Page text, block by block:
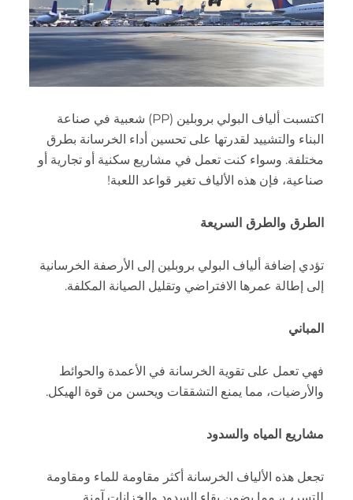
اكتسبت ألياف البولي بروبلين (PP) شعبية في صناعة
البناء والتشييد لقدرتها على تحسين أداء الخرسانة بطرق
مختلفة. وسواء كنت تعمل في مشاريع سكنية أو تجارية أو
صناعية، فإن هذه الألياف تغير قواعد اللعبة!
الطرق والطرق السريعة
تؤدي إضافة ألياف البولي بروبلين إلى الأرصفة الخرسانية
إلى إطالة عمرها الافتراضي وتقليل الصيانة المكلفة.
المباني
فهي تعمل على تقوية الخرسانة في الأعمدة والحوائط
والأرضيات، مما يمنع التشققات ويحسن من قوة الهيكل.
مشاريع المياه والسدود
تجعل هذه الألياف الخرسانة أكثر مقاومة للماء ومقاومة